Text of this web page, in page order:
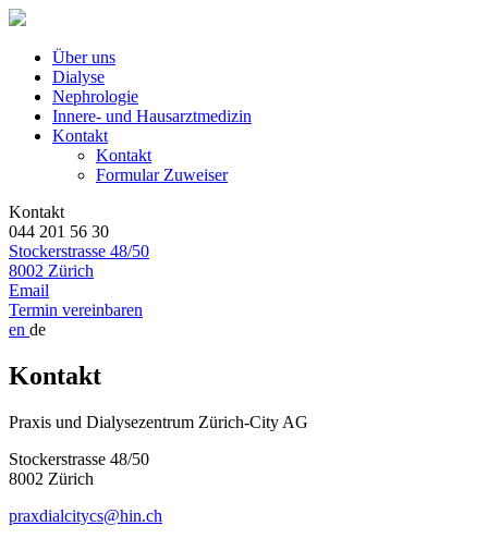
Über uns
Dialyse
Nephrologie
Innere- und Hausarztmedizin
Kontakt
Kontakt
Formular Zuweiser
Kontakt
044 201 56 30
Stockerstrasse 48/50
8002 Zürich
Email
Termin vereinbaren
en de
Kontakt
Praxis und Dialysezentrum Zürich-City AG
Stockerstrasse 48/50
8002 Zürich
praxdialcitycs@hin.ch